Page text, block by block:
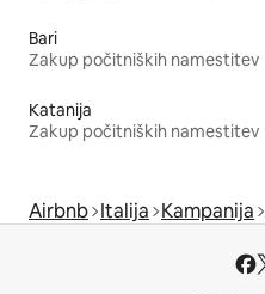
Bari
Zakup počitniških namestitev
Katanija
Zakup počitniških namestitev
Airbnb Italija Kampanija